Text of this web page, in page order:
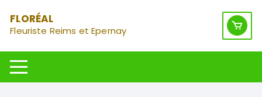
au
contenu
FLORÉAL
Fleuriste Reims et Epernay